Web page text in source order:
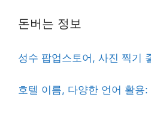
돈버는 정보
성수 팝업스토어, 사진 찍기
호텔 이름, 다양한 언어 활용: